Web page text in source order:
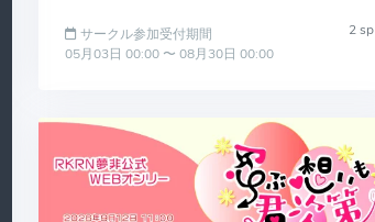
2 sp
サークル参加受付期間
05月03日 00:00 〜 08月30日 00:00